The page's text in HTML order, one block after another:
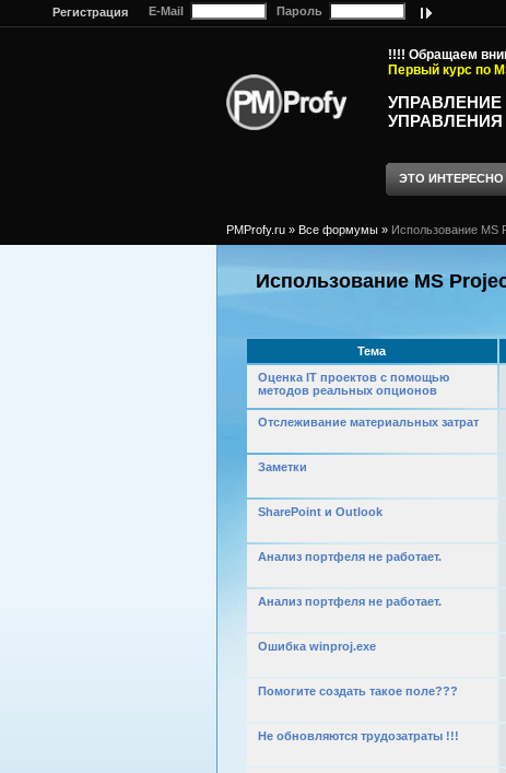
Регистрация E-Mail Пароль
!!!! Обращаем
Первый курс по
УПРАВЛЕНИЕ
ЭТО ИНТЕРЕСНО
PMProfy.ru » Все формумы » Использование MS
Использование MS
Тема
Оценка IT проектов с помощью
методов реальных опционов
Отслеживание материальных затрат
Заметки
SharePoint и Outlook
Анализ портфеля не работает.
Анализ портфеля не работает.
Ошибка winproj.exe
Помогите создать такое поле???
Не обновляются трудозатраты !!!